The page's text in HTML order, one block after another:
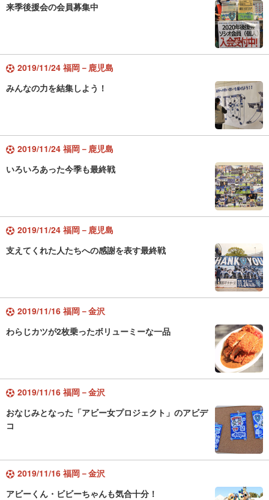
来季後援会の会員募集中
2019/11/24 福岡－鹿児島
みんなの力を結集しよう！
2019/11/24 福岡－鹿児島
いろいろあった今季も最終戦
2019/11/24 福岡－鹿児島
支えてくれた人たちへの感謝を表す最終戦
2019/11/16 福岡－金沢
わらじカツが2枚乗ったボリューミーな一品
2019/11/16 福岡－金沢
おなじみとなった「アビー女プロジェクト」のアビデ
コ
2019/11/16 福岡－金沢
アビーくん・ビビーちゃんも気合十分！